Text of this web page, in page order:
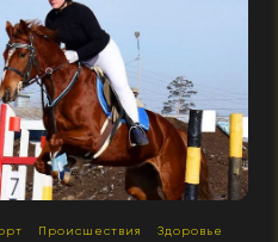
Происшествия
Здоровье